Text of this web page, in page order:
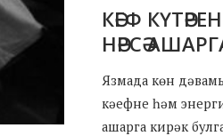
КӘЕФ
НӘРСӘ
Язмада көн
кәефне һәм
ашарга кирәк